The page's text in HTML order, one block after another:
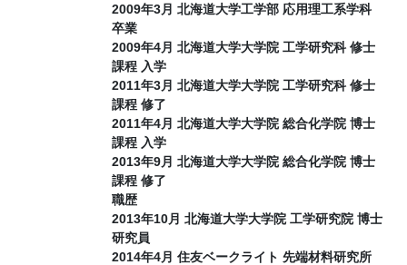
2009年3月 北海道大学工学部 応用理工系学科
卒業
2009年4月 北海道大学大学院 工学研究科 修士
課程 入学
2011年3月 北海道大学大学院 工学研究科 修士
課程 修了
2011年4月 北海道大学大学院 総合化学院 博士
課程 入学
2013年9月 北海道大学大学院 総合化学院 博士
課程 修了
職歴
2013年10月 北海道大学大学院 工学研究院 博士
研究員
2014年4月 住友ベークライト 先端材料研究所